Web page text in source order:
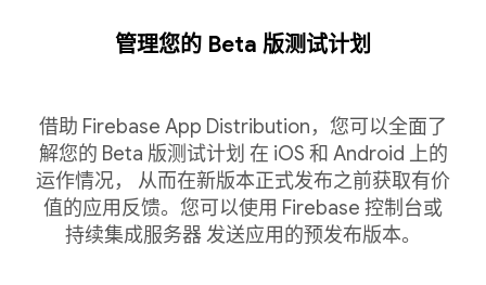
管理您的 Beta 版测试计划
借助 Firebase App Distribution，您可以全面了
解您的 Beta 版测试计划 在 iOS 和 Android 上的
运作情况， 从而在新版本正式发布之前获取有价
值的应用反馈。您可以使用 Firebase 控制台或
持续集成服务器 发送应用的预发布版本。